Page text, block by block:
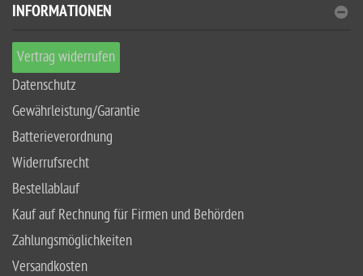
INFORMATIONEN
Vertrag widerrufen
Datenschutz
Gewährleistung/Garantie
Batterieverordnung
Widerrufsrecht
Bestellablauf
Kauf auf Rechnung für Firmen und Behörden
Zahlungsmöglichkeiten
Versandkosten